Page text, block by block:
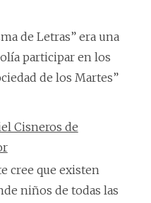
de Letras” era una
participar en los
de los Martes”
Cisneros de
cree que existen
niños de todas las